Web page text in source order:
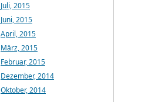
Juli, 2015
Juni, 2015
April, 2015
März, 2015
Februar, 2015
Dezember, 2014
Oktober, 2014